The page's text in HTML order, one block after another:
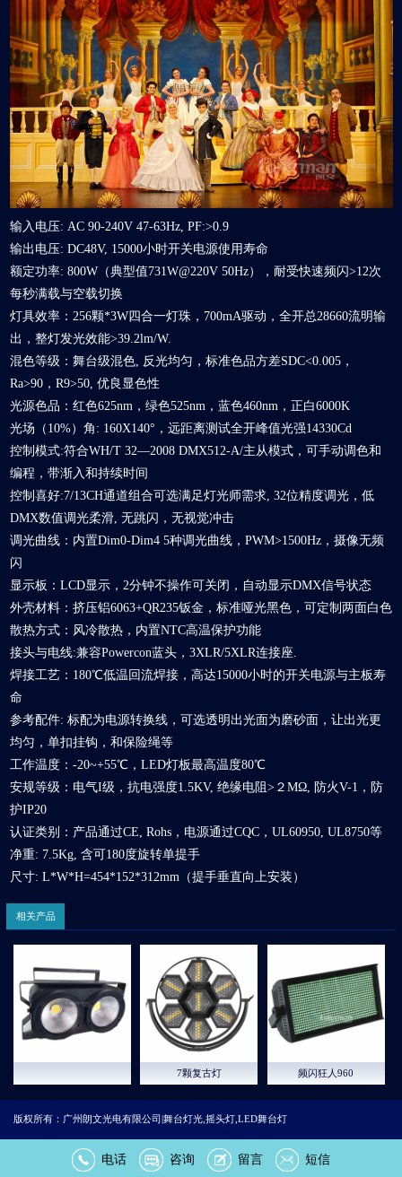
输入电压: AC 90-240V 47-63Hz, PF:>0.9
输出电压: DC48V, 15000小时开关电源使用寿命
额定功率: 800W（典型值731W@220V 50Hz），耐受快速频闪>12次
每秒满载与空载切换
灯具效率：256颗*3W四合一灯珠，700mA驱动，全开总28660流明输
出，整灯发光效能>39.2lm/W.
混色等级：舞台级混色, 反光均匀，标准色品方差SDC<0.005，
Ra>90，R9>50, 优良显色性
光源色品：红色625nm，绿色525nm，蓝色460nm，正白6000K
光场（10%）角: 160X140°，远距离测试全开峰值光强14330Cd
控制模式:符合WH/T 32—2008 DMX512-A/主从模式，可手动调色和
编程，带渐入和持续时间
控制喜好:7/13CH通道组合可选满足灯光师需求, 32位精度调光，低
DMX数值调光柔滑, 无跳闪，无视觉冲击
调光曲线：内置Dim0-Dim4 5种调光曲线，PWM>1500Hz，摄像无频
闪
显示板：LCD显示，2分钟不操作可关闭，自动显示DMX信号状态
外壳材料：挤压铝6063+QR235钣金，标准哑光黑色，可定制两面白色
散热方式：风冷散热，内置NTC高温保护功能
接头与电线:兼容Powercon蓝头，3XLR/5XLR连接座.
焊接工艺：180℃低温回流焊接，高达15000小时的开关电源与主板寿
命
参考配件: 标配为电源转换线，可选透明出光面为磨砂面，让出光更
均匀，单扣挂钩，和保险绳等
工作温度：-20~+55℃，LED灯板最高温度80℃
安规等级：电气I级，抗电强度1.5KV, 绝缘电阻>２MΩ, 防火V-1，防
护IP20
认证类别：产品通过CE, Rohs，电源通过CQC，UL60950, UL8750等
净重: 7.5Kg, 含可180度旋转单提手
尺寸: L*W*H=454*152*312mm（提手垂直向上安装）
相关产品
7颗复古灯 频闪狂人960
版权所有：广州朗文光电有限公司|舞台灯光,摇头灯,LED舞台灯
电话 咨询 留言 短信